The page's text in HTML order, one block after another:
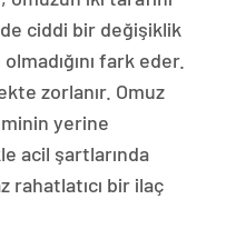
ciddi bir değişiklik
fark eder.
zorlanır. Omuz
yerine
acil şartlarında
rahatlatıcı bir ilaç